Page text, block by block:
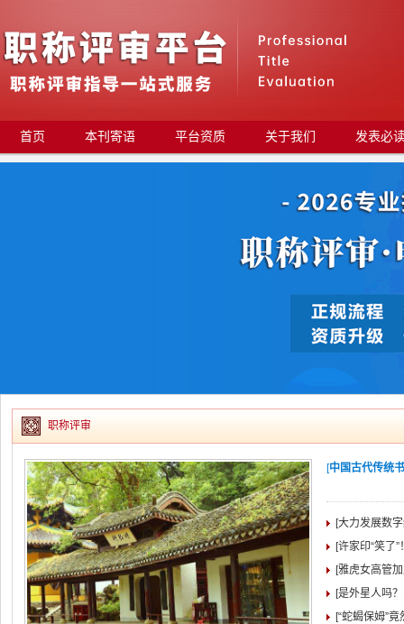
首页 本刊寄语 平台资质 关于我们 发表必
职称评审
[中国古代传统书院
[大力发展数
[许家印“笑了
[雅虎女高管
[是外星人吗
[“蛇蝎保姆”